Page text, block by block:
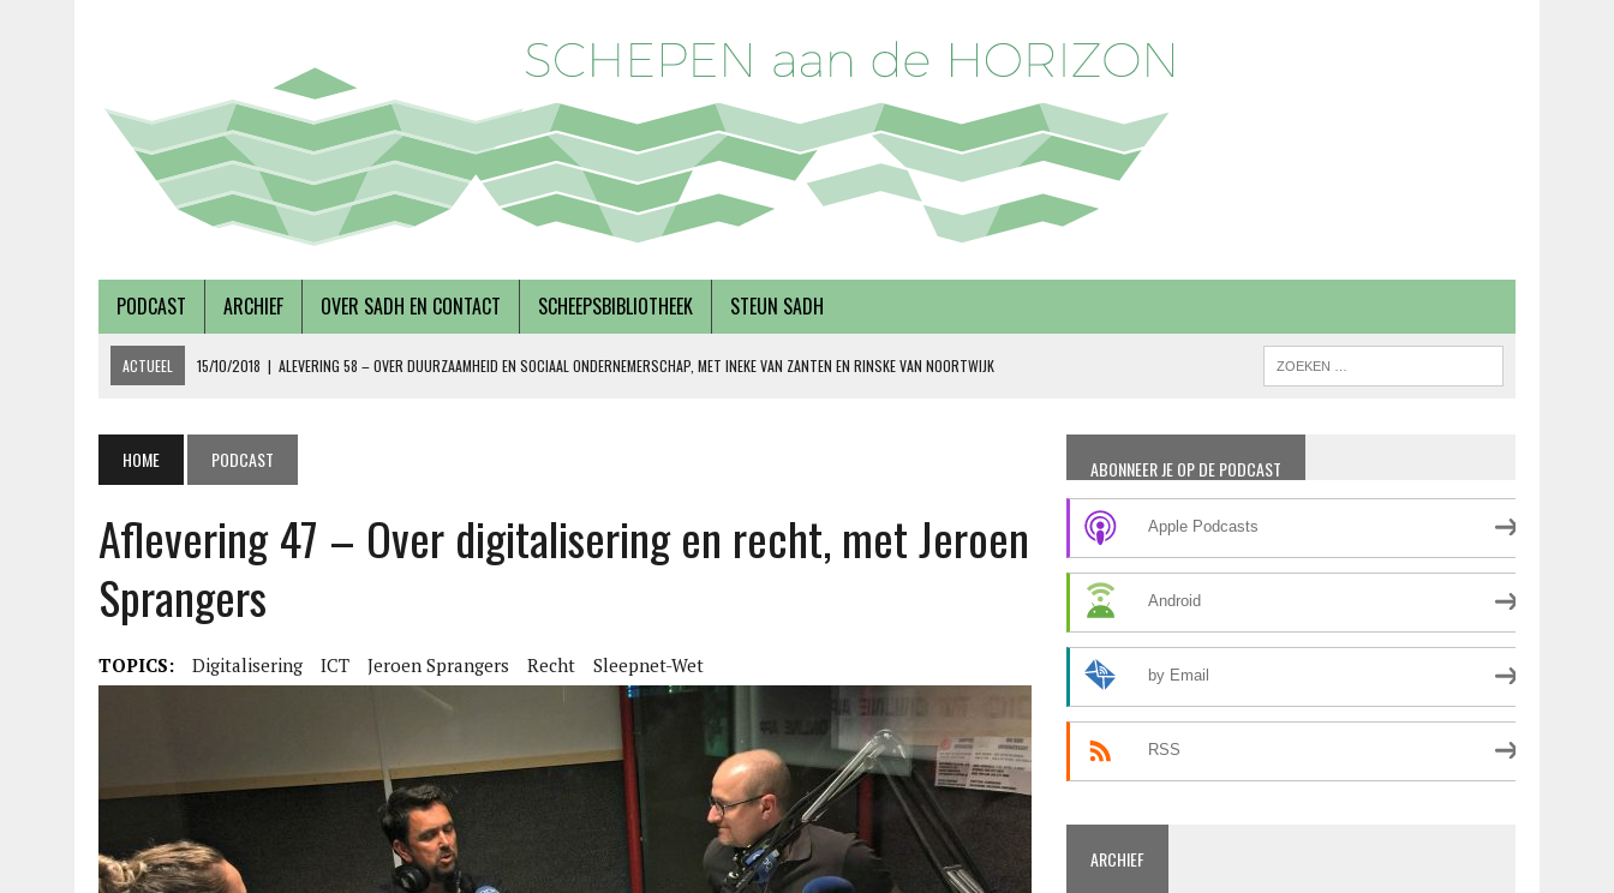
PODCAST ARCHIEF OVER SADH EN CONTACT SCHEEPSBIBLIOTHEEK STEUN SADH
ACTUEEL 15/10/2018 | ALEVERING 58 – OVER DUURZAAMHEID EN SOCIAAL ONDERNEMERSCHAP, MET INEKE VAN ZANTEN EN RINSKE VAN NOORTWIJK
27/07/2018 | AFLEVERING 56 – OVER METABOLE ZIEKTEN, MET TERRY DERKS
08/12/2018
AFLEVERING 59 – OVER VOLKSHUISVESTING, MET PIETER BREGMAN
HOME PODCAST
Aflevering 47 – Over digitalisering en recht, met Jeroen
Sprangers
TOPICS: Digitalisering ICT Jeroen Sprangers Recht Sleepnet-Wet
ABONNEER JE OP DE PODCAST
Apple Podcasts
Android
by Email
RSS
ARCHIEF